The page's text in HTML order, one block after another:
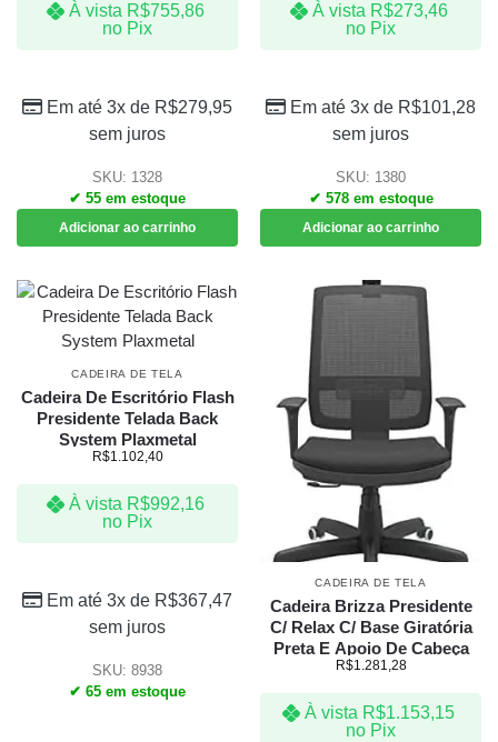
À vista R$755,86
no Pix
Em até 3x de R$279,95
sem juros
SKU: 1328
✔ 55 em estoque
Adicionar ao carrinho
À vista R$273,46
no Pix
Em até 3x de R$101,28
sem juros
SKU: 1380
✔ 578 em estoque
Adicionar ao carrinho
CADEIRA DE TELA
Cadeira De Escritório Flash
Presidente Telada Back
System Plaxmetal
R$1.102,40
À vista R$992,16
no Pix
Em até 3x de R$367,47
sem juros
SKU: 8938
✔ 65 em estoque
CADEIRA DE TELA
Cadeira Brizza Presidente
C/ Relax C/ Base Giratória
Preta E Apoio De Cabeça
R$1.281,28
À vista R$1.153,15
no Pix